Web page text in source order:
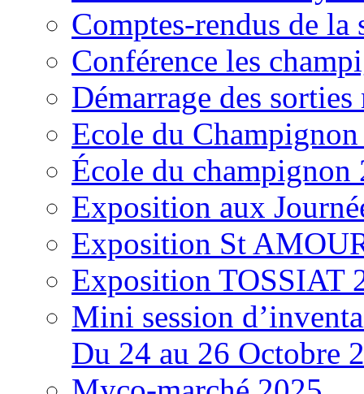
Comptes-rendus de
Conférence les
Démarrage des
Ecole du
École du champignon
Exposition aux
Exposition St
Exposition TOSSIAT
Mini session
Du 24 au 26 Octobre